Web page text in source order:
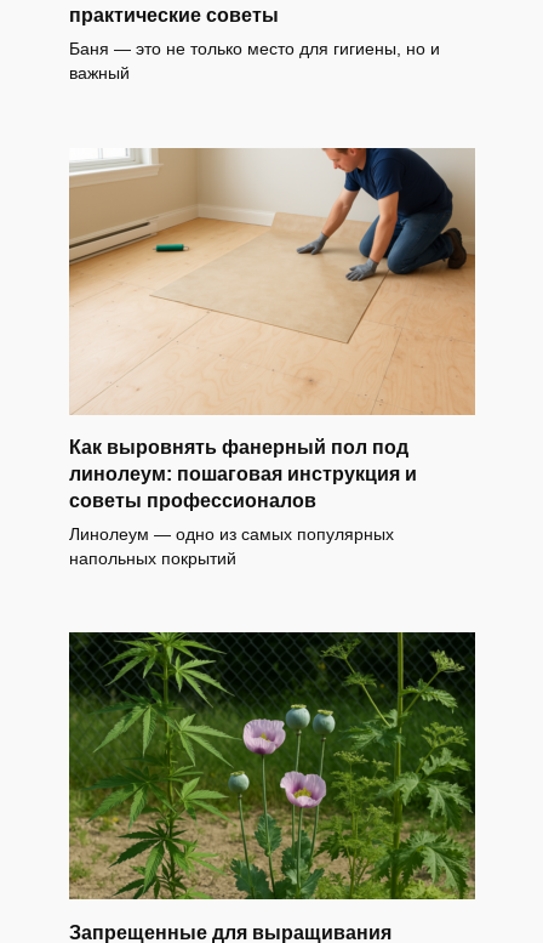
практические советы
Баня — это не только место для гигиены, но и
важный
Как выровнять фанерный пол под
линолеум: пошаговая инструкция и
советы профессионалов
Линолеум — одно из самых популярных
напольных покрытий
Запрещенные для выращивания